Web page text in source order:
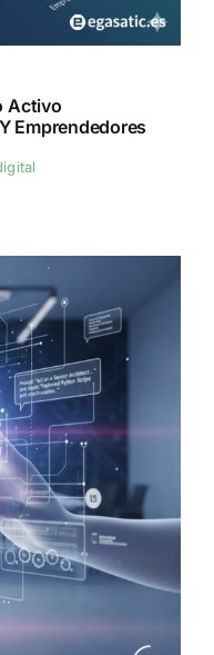
Activo
Emprendedores